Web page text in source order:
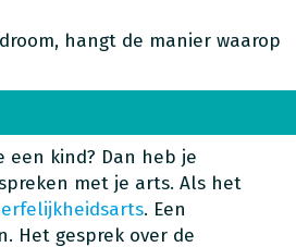
hangt de manier waarop
een kind? Dan heb je
met je arts. Als het
erfelijkheidsarts. Een
Het gesprek over de